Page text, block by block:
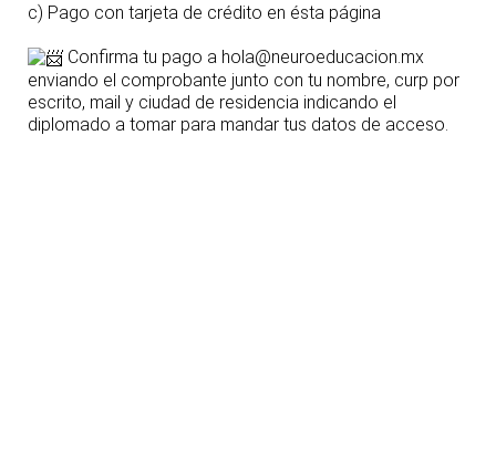
c) Pago con tarjeta de crédito en ésta página
Confirma tu pago a hola@neuroeducacion.mx
enviando el comprobante junto con tu nombre, curp por
escrito, mail y ciudad de residencia indicando el
diplomado a tomar para mandar tus datos de acceso.